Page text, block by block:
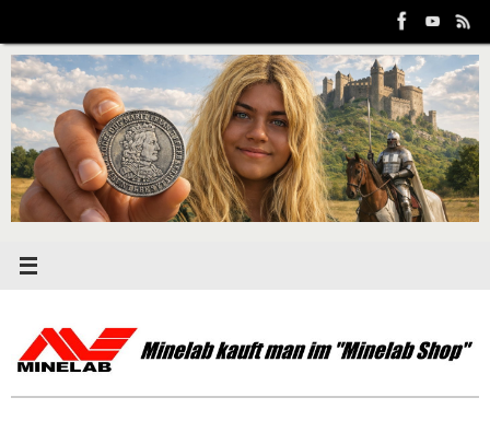
Inhalt
springen